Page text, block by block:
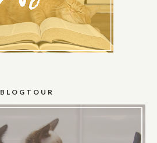
BLOGTOUR